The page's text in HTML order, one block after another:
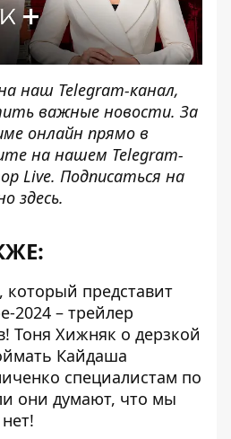
наш Telegram-канал,
важные новости. За
онлайн прямо в
на нашем Telegram-
Live. Подписаться на
здесь.
представит
2024 – трейлер
Тоня Хижняк о дерзкой
Кайдаша
специалистам по
они думают, что мы